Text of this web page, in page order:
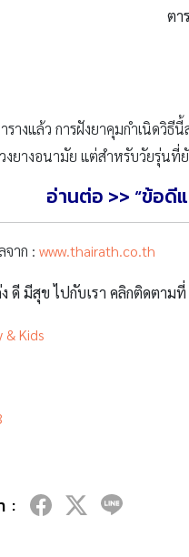
ตา
รางแล้ว การฝังยาคุมกำเนิดวิ
งยางอนามัย แต่สำหรับวัยรุ่นที่
อ่านต่อ >> “ข้อดี
าก : www.thairath.co.th
ง ดี มีสุข ไปกับเรา คลิกติดตามที่
& Kids
: